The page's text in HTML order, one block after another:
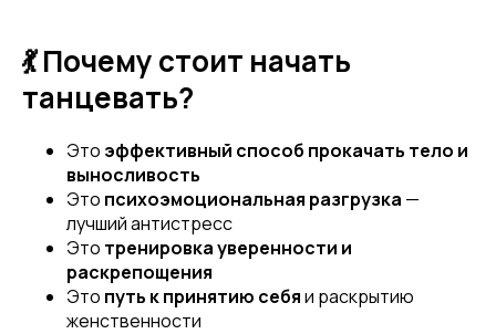
💃 Почему стоит начать
танцевать?
Это эффективный способ прокачать тело и
выносливость
Это психоэмоциональная разгрузка —
лучший антистресс
Это тренировка уверенности и
раскрепощения
Это путь к принятию себяи раскрытию
женственности